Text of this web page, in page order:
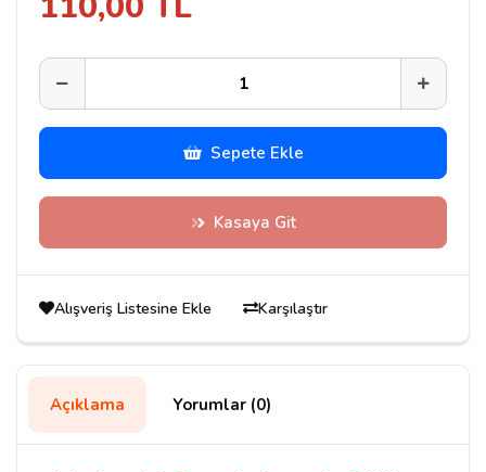
Sepete Ekle
Kasaya Git
Alışveriş Listesine Ekle Karşılaştır
Açıklama Yorumlar (0)